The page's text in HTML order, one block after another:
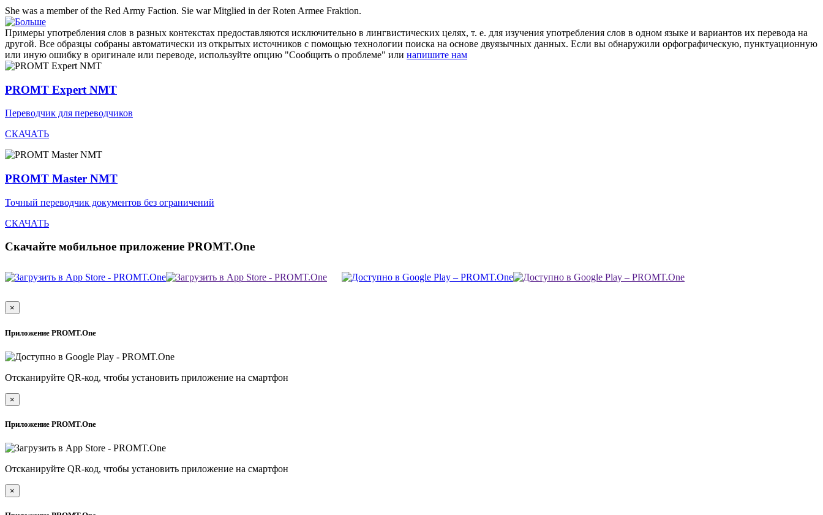
She was a member of the Red Army Faction. Sie war Mitglied in der Roten Armee Fraktion.
Примеры употребления слов в разных контекстах предоставляются исключительно в лингвистических целях, т. е. для изучения употребления слов в одном языке и вариантов их перевода на
другой. Все образцы собраны автоматически из открытых источников с помощью технологии поиска на основе двуязычных данных. Если вы обнаружили орфографическую, пунктуационную
или иную ошибку в оригинале или переводе, используйте опцию "Сообщить о проблеме" или напишите нам
PROMT Expert NMT
Переводчик для переводчиков
СКАЧАТЬ
PROMT Master NMT
Точный переводчик документов без ограничений
СКАЧАТЬ
Скачайте мобильное приложение PROMT.One
×
Приложение PROMT.One
Отсканируйте QR-код, чтобы установить приложение на смартфон
×
Приложение PROMT.One
Отсканируйте QR-код, чтобы установить приложение на смартфон
×